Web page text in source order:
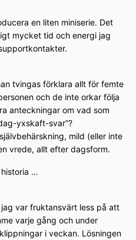
en liten miniserie. Det
mycket tid och energi jag
tvingas förklara allt för femte
och de inte orkar följa
anteckningar om vad som
yxskaft-svar”?
mild (eller inte
vrede, allt efter dagsform.
…
var fruktansvärt less på att
varje gång och under
i veckan. Lösningen